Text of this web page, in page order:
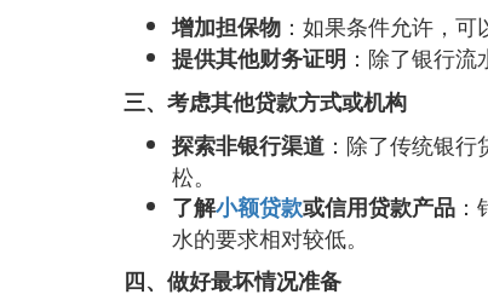
增加担保物 ：如果条件允许，
提供其他财务证明 ：除了银行
三、考虑其他贷款方式或机构
探索非银行渠道 ：除了传统银
松。
了解小额贷款或信用贷款产品
水的要求相对较低。
四、做好最坏情况准备